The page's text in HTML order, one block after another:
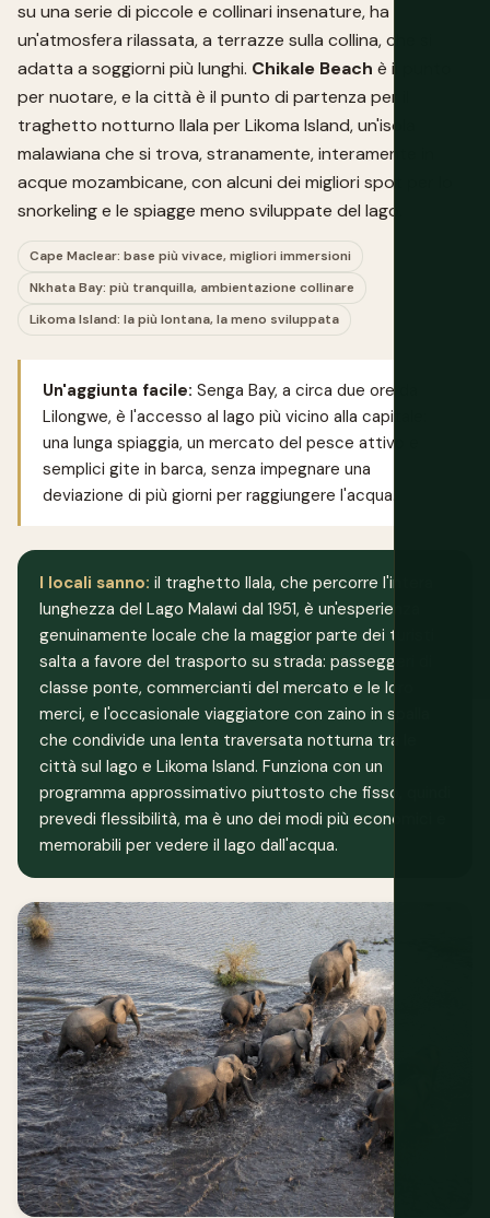
su una serie di piccole e collinari insenature, ha
un'atmosfera rilassata, a terrazze sulla collina, che si
adatta a soggiorni più lunghi. Chikale Beach è il punto
per nuotare, e la città è il punto di partenza per il
traghetto notturno Ilala per Likoma Island, un'isola
malawiana che si trova, stranamente, interamente in
acque mozambicane, con alcuni dei migliori spot per lo
snorkeling e le spiagge meno sviluppate del lago.
Cape Maclear: base più vivace, migliori immersioni
Nkhata Bay: più tranquilla, ambientazione collinare
Likoma Island: la più lontana, la meno sviluppata
Un'aggiunta facile: Senga Bay, a circa due ore da
Lilongwe, è l'accesso al lago più vicino alla capitale:
una lunga spiaggia, un mercato del pesce attivo e
semplici gite in barca, senza impegnare una
deviazione di più giorni per raggiungere l'acqua.
I locali sanno: il traghetto Ilala, che percorre l'intera
lunghezza del Lago Malawi dal 1951, è un'esperienza
genuinamente locale che la maggior parte dei turisti
salta a favore del trasporto su strada: passeggeri di
classe ponte, commercianti del mercato e le loro
merci, e l'occasionale viaggiatore con zaino in spalla
che condivide una lenta traversata notturna tra le
città sul lago e Likoma Island. Funziona con un
programma approssimativo piuttosto che fisso, quindi
prevedi flessibilità, ma è uno dei modi più economici e
memorabili per vedere il lago dall'acqua.